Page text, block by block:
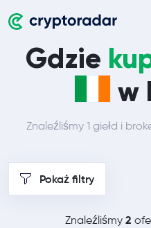
Gdzie
w
Znaleźliśmy 1 giełd i
Pokaż filtry
Znaleźliśmy 2